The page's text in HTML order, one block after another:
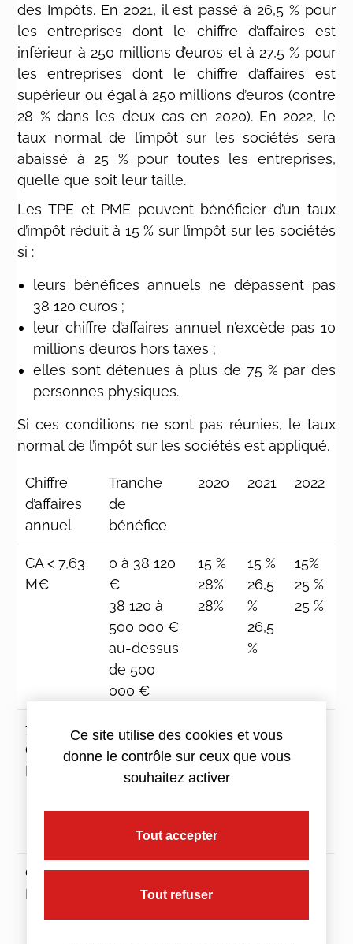
des Impôts. En 2021, il est passé à 26,5 % pour
les entreprises dont le chiffre d’affaires est
inférieur à 250 millions d’euros et à 27,5 % pour
les entreprises dont le chiffre d’affaires est
supérieur ou égal à 250 millions d’euros (contre
28 % dans les deux cas en 2020). En 2022, le
taux normal de l’impôt sur les sociétés sera
abaissé à 25 % pour toutes les entreprises,
quelle que soit leur taille.
Les TPE et PME peuvent bénéficier d’un taux
d’impôt réduit à 15 % sur l’impôt sur les sociétés
si :
leurs bénéfices annuels ne dépassent pas
38 120 euros ;
leur chiffre d’affaires annuel n’excède pas 10
millions d’euros hors taxes ;
elles sont détenues à plus de 75 % par des
personnes physiques.
Si ces conditions ne sont pas réunies, le taux
normal de l’impôt sur les sociétés est appliqué.
Chiffre
d’affaires
annuel
Tranche
de
bénéfice
2020 2021 2022
CA < 7,63
M€
0 à 38 120
€
38 120 à
500 000 €
au-dessus
de 500
000 €
15 %
28%
28%
15 %
26,5
%
26,5
%
15%
25 %
25 %
7,63 M€ <
CA < 250
M€
0 à 500
000 500
000 €
de 500
000 €
28%
28%
26,5
%
CA > 250
M€
0 à 500
000 500
28%
28%
27,5
25 %
Ce site utilise des cookies et vous
donne le contrôle sur ceux que vous
souhaitez activer
Tout accepter
Tout refuser